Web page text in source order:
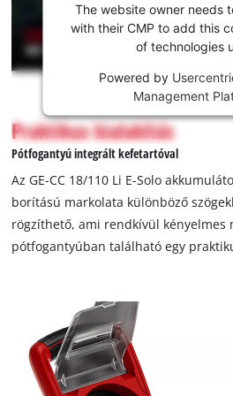
jóváhagyására!
This
content
is
permitted
to
load
to
trackers
that
are
visitor.
The
website
owner
The website owner needs
with their CMP to add this
of technologies
Powered by
Management
Praktikus kialakítás
Pótfogantyú integrált kefetartóval
Az GE-CC 18/110 Li E-Solo
borítású markolata különböző
rögzíthető, ami rendkívül kényelmes
pótfogantyúban található egy